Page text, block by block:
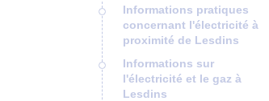
Informations pratiques
concernant l'électricité à
proximité de Lesdins
Informations sur
l'électricité et le gaz à
Lesdins